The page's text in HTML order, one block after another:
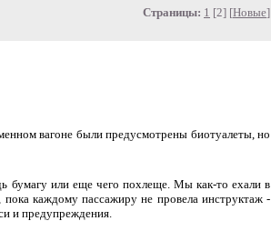
Страницы: 1 [2] [Новые]
вагоне были предусмотрены биотуалеты, но
бумагу или еще чего похлеще. Мы как-то ехали в
каждому пассажиру не провела инструктаж -
и предупреждения.